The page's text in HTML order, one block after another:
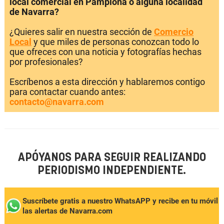
de Navarra?
¿Quieres salir en nuestra sección de Comercio
Local y que miles de personas conozcan todo lo
que ofreces con una noticia y fotografías hechas
por profesionales?
Escríbenos a esta dirección y hablaremos contigo
para contactar cuando antes:
contacto@navarra.com
APÓYANOS PARA SEGUIR REALIZANDO
PERIODISMO INDEPENDIENTE.
Suscríbete gratis a nuestro WhatsAPP y recibe en tu móvil
las alertas de Navarra.com